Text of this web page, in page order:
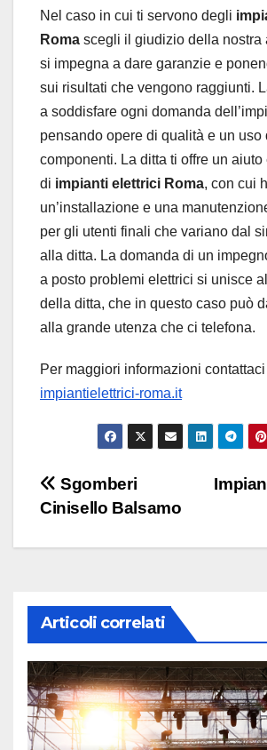
Nel caso in cui ti servono degli
Roma scegli il giudizio della nostra
si impegna a dare garanzie e
sui risultati che vengono raggiunti.
a soddisfare ogni domanda
pensando opere di qualità e un uso
componenti. La ditta ti offre un
di impianti elettrici Roma, con cui
un’installazione e una
per gli utenti finali che variano dal
alla ditta. La domanda di un
a posto problemi elettrici si unisce
della ditta, che in questo caso può
alla grande utenza che ci telefona.
Per maggiori informazioni
impiantielettrici-roma.it
Navigazione
Sgomberi
Cinisello Balsamo
Articoli correlati